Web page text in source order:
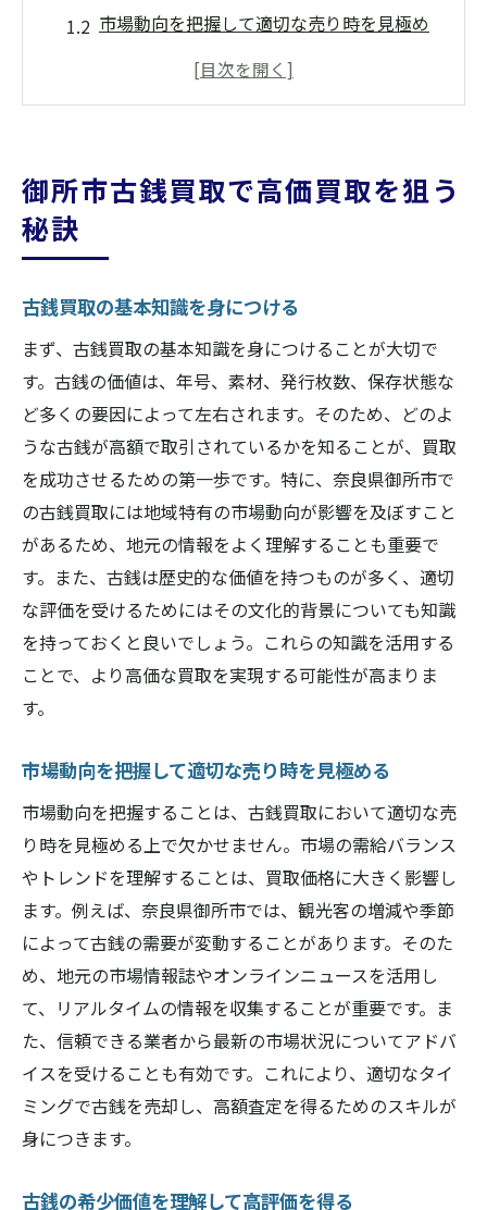
市場動向を把握して適切な売り時を見極め
専門家による査定の重要性
奈良県御所市の地域密着型古銭買取業者の選び
地元密着型業者のメリットを活かす
御所市の人気買取業者をチェック
信頼できる業者を見つけるためのコツ
地域特有のサービスを活用する
地元業者の口コミを活用する
地域の古銭市場の特性を利用する
信頼できる古銭買取業者を口コミで見極める方
法
口コミ情報の信頼性を判断する
レビューサイトの活用法
口コミを活用した業者比較のポイント
口コミ情報を基にした最適な業者選び
無料査定と出張査定を活用した古銭買取の効率
化
無料査定のメリットと活用法
出張査定サービスを利用する利点
査定を受ける際の注意点
複数の業者で無料査定を試す方法
出張査定で時間と手間を省くコツ
査定結果を比較して最良の選択をする
古銭の市場価値を理解して買取価格を最大化す
る術
御所市古銭買取で高価買取を狙う
秘訣
古銭買取の基本知識を身につける
まず、古銭買取の基本知識を身につけることが大切で
す。古銭の価値は、年号、素材、発行枚数、保存状態な
ど多くの要因によって左右されます。そのため、どのよ
うな古銭が高額で取引されているかを知ることが、買取
を成功させるための第一歩です。特に、奈良県御所市で
の古銭買取には地域特有の市場動向が影響を及ぼすこと
があるため、地元の情報をよく理解することも重要で
す。また、古銭は歴史的な価値を持つものが多く、適切
な評価を受けるためにはその文化的背景についても知識
を持っておくと良いでしょう。これらの知識を活用する
ことで、より高価な買取を実現する可能性が高まりま
す。
市場動向を把握して適切な売り時を見極める
市場動向を把握することは、古銭買取において適切な売
り時を見極める上で欠かせません。市場の需給バランス
やトレンドを理解することは、買取価格に大きく影響し
ます。例えば、奈良県御所市では、観光客の増減や季節
によって古銭の需要が変動することがあります。そのた
め、地元の市場情報誌やオンラインニュースを活用し
て、リアルタイムの情報を収集することが重要です。ま
た、信頼できる業者から最新の市場状況についてアドバ
イスを受けることも有効です。これにより、適切なタイ
ミングで古銭を売却し、高額査定を得るためのスキルが
身につきます。
古銭の希少価値を理解して高評価を得る